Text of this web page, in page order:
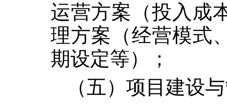
运营方案（投入成
理方案（经营模式
期设定等）；
（五）项目建设